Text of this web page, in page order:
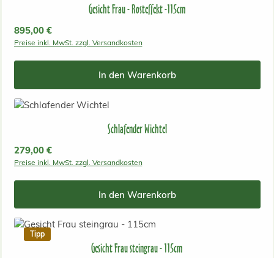
Gesicht Frau - Rosteffekt -115cm
Regulärer Preis:
895,00 €
Preise inkl. MwSt. zzgl. Versandkosten
In den Warenkorb
Schlafender Wichtel
Regulärer Preis:
279,00 €
Preise inkl. MwSt. zzgl. Versandkosten
In den Warenkorb
Tipp
Gesicht Frau steingrau - 115cm